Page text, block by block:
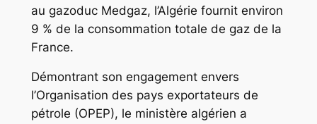
au gazoduc Medgaz, l’Algérie fournit environ
9 % de la consommation totale de gaz de la
France.
Démontrant son engagement envers
l’Organisation des pays exportateurs de
pétrole (OPEP), le ministère algérien a